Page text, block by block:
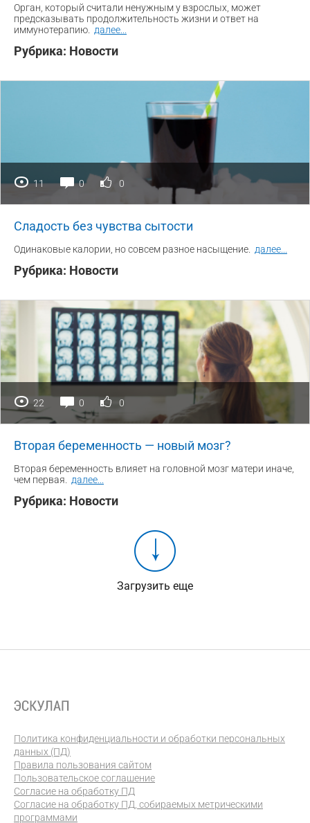
Орган, который считали ненужным у взрослых, может
предсказывать продолжительность жизни и ответ на
иммунотерапию.
далее
Рубрика: Новости
11 0 0
Сладость без чувства сытости
Одинаковые калории, но совсем разное насыщение. далее
Рубрика: Новости
22 0 0
Вторая беременность — новый мозг?
Вторая беременность влияет на головной мозг матери иначе,
чем первая.
далее
Рубрика: Новости
Загрузить еще
Политика конфиденциальности и обработки персональных
данных (ПД)
Правила пользования сайтом
Пользовательское соглашение
Согласие на обработку ПД
Согласие на обработку ПД, собираемых метрическими
программами